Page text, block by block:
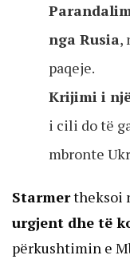
nga Rusia,
paqeje.
Krijimi i
i cili do të
mbronte
Starmertheksoi
urgjent dhe të
përkushtimin e